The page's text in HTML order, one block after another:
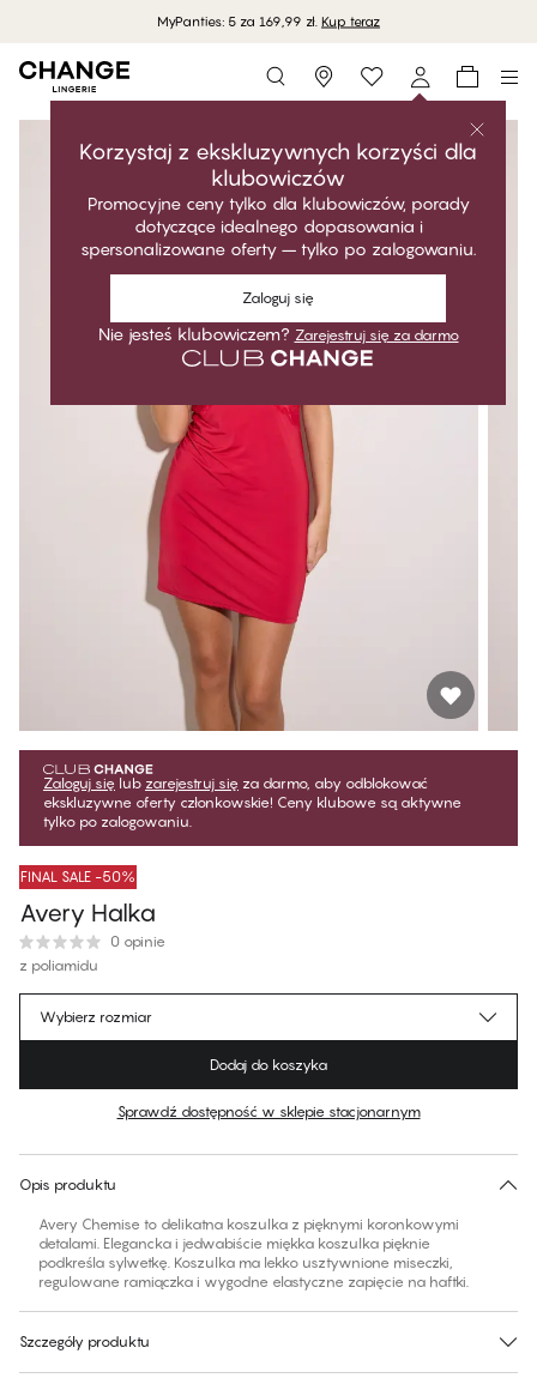
MyPanties: 5 za 169,99 zł. Kup teraz
Storefinder
Korzystaj z ekskluzywnych korzyści dla
klubowiczów
Promocyjne ceny tylko dla klubowiczów, porady
dotyczące idealnego dopasowania i
spersonalizowane oferty – tylko po zalogowaniu.
Zaloguj się
Nie jesteś klubowiczem? Zarejestruj się za darmo
Zaloguj się lub zarejestruj się za darmo, aby odblokować
ekskluzywne oferty członkowskie! Ceny klubowe są aktywne
tylko po zalogowaniu.
FINAL SALE -50%
Avery Halka
0 opinie
z poliamidu
279,99 złCena regularna
Brak sugerowanego rozmiaru dla tego produktu
Wybierz rozmiar
Dodaj do koszyka
Sprawdź dostępność w sklepie stacjonarnym
Opis produktu
Avery Chemise to delikatna koszulka z pięknymi koronkowymi
detalami. Elegancka i jedwabiście miękka koszulka pięknie
podkreśla sylwetkę. Koszulka ma lekko usztywnione miseczki,
regulowane ramiączka i wygodne elastyczne zapięcie na haftki.
Szczegóły produktu